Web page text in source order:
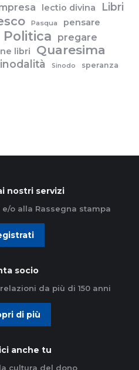
lectio divina Libri
Pasqua pensare
Politica pregare
libri Quaresima
Sinodo speranza
nostri servizi
o alla Rassegna stampa
socio
da più di 150 anni
di più
anche tu
cultura del dono